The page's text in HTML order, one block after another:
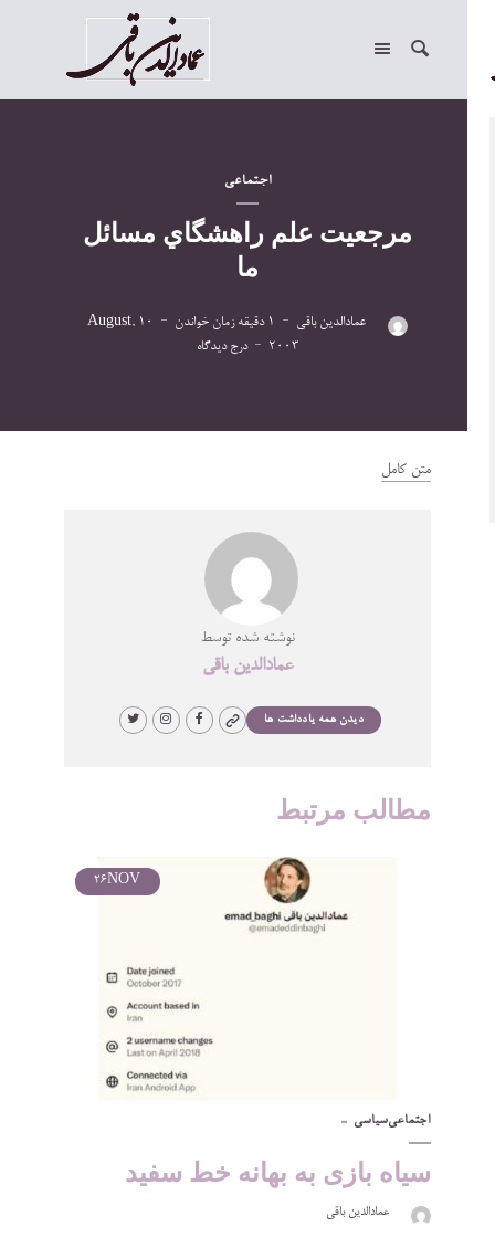
اجتماعی
مرجعيت علم راهشگاي مسائل
ما
عمادالدین باقی 1 دقیقه زمان خواندن
10 August,
2003
درج دیدگاه
متن كامل
نوشته شده توسط
عمادالدین باقی
دیدن همه یادداشت ها
مطالب مرتبط
NOV
26
اجتماعیسیاسی
سیاه بازی به بهانه خط سفید
عمادالدین باقی